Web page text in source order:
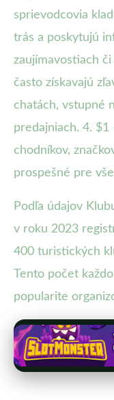
sprievodcovia
trás a poskytujú
zaujímavostiach
často získavajú
chatách, vstupné
predajniach. 4.
chodníkov,
prospešné pre
Podľa údajov
v roku 2023
400 turistických
Tento počet
popularite